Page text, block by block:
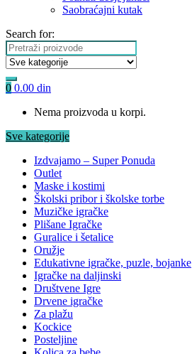
Saobraćajni kutak
Search for:
0 0.00 din
Nema proizvoda u korpi.
Sve kategorije
Izdvajamo – Super Ponuda
Outlet
Maske i kostimi
Školski pribor i školske torbe
Muzičke igračke
Plišane Igračke
Guralice i šetalice
Oružje
Edukativne igračke, puzle, bojanke
Igračke na daljinski
Društvene Igre
Drvene igračke
Za plažu
Kockice
Posteljine